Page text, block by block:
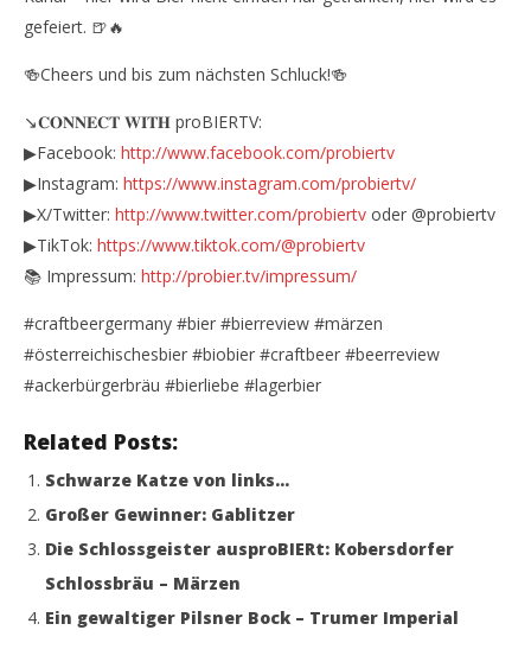
gefeiert. 🍺🔥
🍻Cheers und bis zum nächsten Schluck!🍻
↘️𝐂𝐎𝐍𝐍𝐄𝐂𝐓 𝐖𝐈𝐓𝐇 proBIERTV:
▶Facebook: http://www.facebook.com/probiertv
▶Instagram: https://www.instagram.com/probiertv/
▶X/Twitter: http://www.twitter.com/probiertv oder @probiertv
▶TikTok: https://www.tiktok.com/@probiertv
📚 Impressum: http://probier.tv/impressum/
#craftbeergermany #bier #bierreview #märzen
#österreichischesbier #biobier #craftbeer #beerreview
#ackerbürgerbräu #bierliebe #lagerbier
Related Posts:
Schwarze Katze von links…
Großer Gewinner: Gablitzer
Die Schlossgeister ausproBIERt: Kobersdorfer
Schlossbräu – Märzen
Ein gewaltiger Pilsner Bock – Trumer Imperial